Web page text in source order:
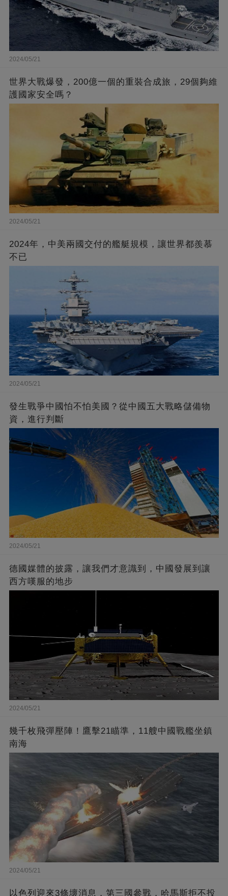
2024/05/21
世界大戰爆發，200億一個的重裝合成旅，29個夠維
護國家安全嗎？
2024/05/21
2024年，中美兩國交付的艦艇規模，讓世界都羨慕
不已
2024/05/21
發生戰爭中國怕不怕美國？從中國五大戰略儲備物
資，進行判斷
2024/05/21
德國媒體的披露，讓我們才意識到，中國發展到讓
西方嘆服的地步
2024/05/21
幾千枚飛彈壓陣！鷹擊21瞄準，11艘中國戰艦坐鎮
南海
2024/05/21
以色列迎來3條壞消息，第三國參戰，哈馬斯拒不投